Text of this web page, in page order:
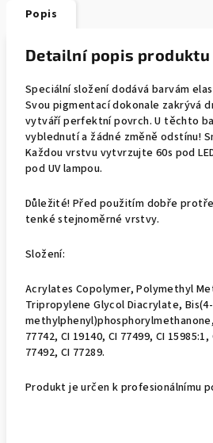
Popis
Detailní popis produktu
Speciální složení dodává barvám
Svou pigmentací dokonale zakrývá
vytváří perfektní povrch. U těchto
vyblednutí a žádné změně odstínu!
Každou vrstvu vytvrzujte 60s pod
pod UV lampou.
Důležité! Před použitím dobře
tenké stejnoměrné vrstvy.
Složení:
Acrylates Copolymer, Polymethyl
Tripropylene Glycol Diacrylate, Bis(4-
methylphenyl)phosphorylmethanone,
77742, CI 19140, CI 77499, CI
77492, CI 77289.
Produkt je určen k profesionálnímu